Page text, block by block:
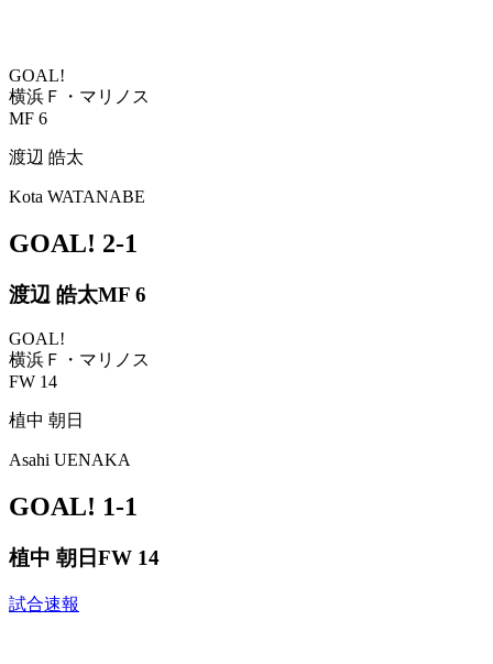
GOAL!
横浜Ｆ・マリノス
MF 6
渡辺 皓太
Kota WATANABE
GOAL! 2-1
渡辺 皓太MF 6
GOAL!
横浜Ｆ・マリノス
FW 14
植中 朝日
Asahi UENAKA
GOAL! 1-1
植中 朝日FW 14
試合速報